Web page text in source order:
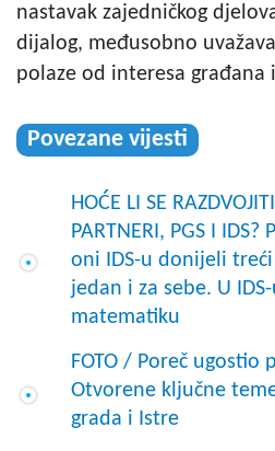
nastavak zajedničkog
dijalog, međusobno
polaze od interesa građana
Povezane vijesti
HOĆE LI SE
PARTNERI, PGS I
oni IDS-u donijeli
jedan i za sebe. U
matematiku
FOTO / Poreč
Otvorene ključne
grada i Istre